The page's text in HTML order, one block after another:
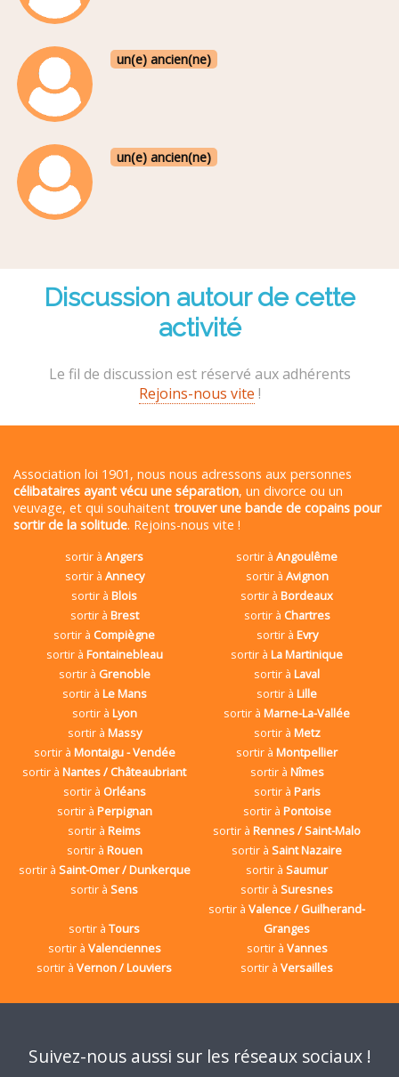
un(e) ancien(ne)
un(e) ancien(ne)
Discussion autour de cette
activité
Le fil de discussion est réservé aux adhérents
Rejoins-nous vite !
Association loi 1901, nous nous adressons aux personnes
célibataires ayant vécu une séparation, un divorce ou un
veuvage, et qui souhaitent trouver une bande de copains pour
sortir de la solitude. Rejoins-nous vite !
sortir àAngers sortir àAngoulême
sortir à Annecy sortir à Avignon
sortir àBlois sortir àBordeaux
sortir à Brest sortir à Chartres
sortir à Compiègne sortir à Evry
sortir à Fontainebleau sortir àLa Martinique
sortir à Grenoble sortir àLaval
sortir à Le Mans sortir àLille
sortir à Lyon sortir àMarne-La-Vallée
sortir à Massy sortir à Metz
sortir à Montaigu - Vendée sortir àMontpellier
sortir àNantes / Châteaubriant sortir à Nîmes
sortir à Orléans sortir à Paris
sortir à Perpignan sortir à Pontoise
sortir àReims sortir àRennes / Saint-Malo
sortir à Rouen sortir àSaint Nazaire
sortir à Saint-Omer / Dunkerque sortir àSaumur
sortir àSens sortir àSuresnes
sortir àTours
sortir àValence / Guilherand-
Granges
sortir à Valenciennes sortir à Vannes
sortir àVernon / Louviers sortir àVersailles
Suivez-nous aussi sur les réseaux sociaux !